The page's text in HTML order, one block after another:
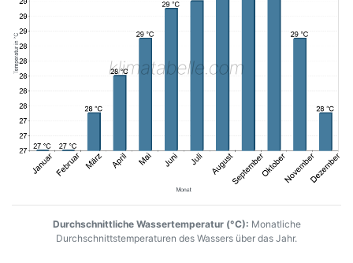
Durchschnittliche Wassertemperatur (°C): Monatliche
Durchschnittstemperaturen des Wassers über das Jahr.